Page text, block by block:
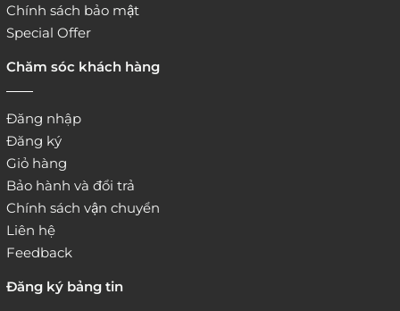
Chính sách bảo mật
Special Offer
Chăm sóc khách hàng
Đăng nhập
Đăng ký
Giỏ hàng
Bảo hành và đổi trả
Chính sách vận chuyển
Liên hệ
Feedback
Đăng ký bảng tin